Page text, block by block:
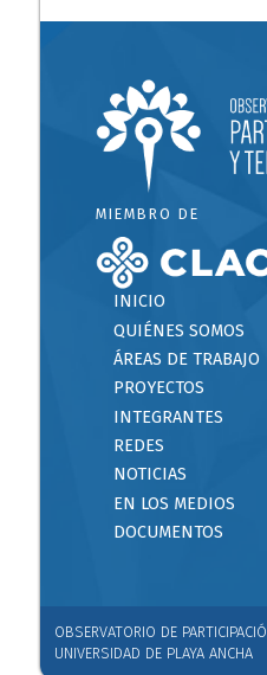
MIEMBRO DE
INICIO
QUIÉNES SOMOS
ÁREAS DE TRABAJO
PROYECTOS
INTEGRANTES
REDES
NOTICIAS
EN LOS MEDIOS
DOCUMENTOS
OBSERVATORIO DE
UNIVERSIDAD DE PLAYA ANCHA